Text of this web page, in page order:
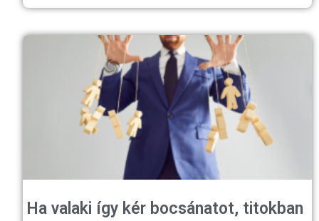
Ha valaki így kér bocsánatot, titokban